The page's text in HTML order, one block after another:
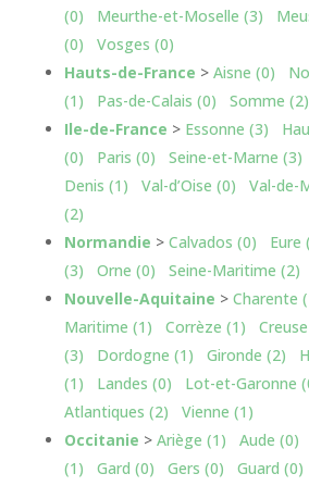
(0)
Meurthe-et-Moselle (3)
(0)
Vosges (0)
Hauts-de-France > Aisne (0)
(1)
Pas-de-Calais (0)
Somme (2)
Ile-de-France > Essonne (3)
(0)
Paris (0) Seine-et-Marne (3)
Denis (1)
Val-d’Oise (0) Val-de-
(2)
Normandie > Calvados (0) Eure
(3)
Orne (0)
Seine-Maritime (2)
Nouvelle-Aquitaine > Charente
Maritime (1)
Corrèze (1)
(3)
Dordogne (1) Gironde (2)
(1)
Landes (0) Lot-et-Garonne
Atlantiques (2)
Vienne (1)
Occitanie > Ariège (1) Aude (0)
(1)
Gard (0) Gers (0) Guard (0)